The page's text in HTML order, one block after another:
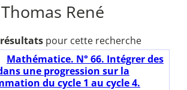
Thomas René
pour cette recherche
Mathématice. N° 66. Intégrer des
une progression sur la
du cycle 1 au cycle 4.